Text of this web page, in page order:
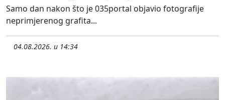
Samo dan nakon što je 035portal objavio fotografije
neprimjerenog grafita...
04.08.2026. u 14:34